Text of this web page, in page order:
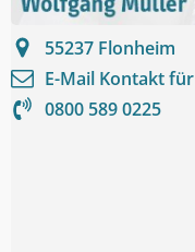
55237 Flonheim
E-Mail Kontakt für
0800 589 0225